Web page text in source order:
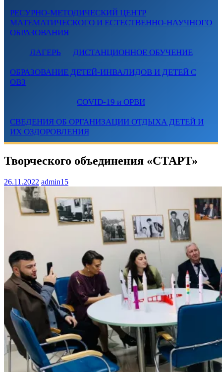
РЕСУРНО-МЕТОДИЧЕСКИЙ ЦЕНТР
МАТЕМАТИЧЕСКОГО И ЕСТЕСТВЕННО-НАУЧНОГО
ОБРАЗОВАНИЯ
ЛАГЕРЬ ДИСТАНЦИОННОЕ ОБУЧЕНИЕ
ОБРАЗОВАНИЕ ДЕТЕЙ-ИНВАЛИДОВ И ДЕТЕЙ С
ОВЗ
COVID-19 и ОРВИ
СВЕДЕНИЯ ОБ ОРГАНИЗАЦИИ ОТДЫХА ДЕТЕЙ И
ИХ ОЗДОРОВЛЕНИЯ
Творческого объединения «СТАРТ»
26.11.2022 admin15